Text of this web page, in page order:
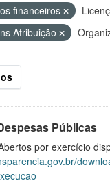
financeiros
Atribuição
Públicas
por exercício